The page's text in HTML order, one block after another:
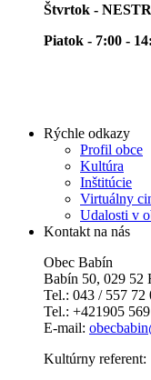
Štvrtok -
Piatok - 7:00 -
Rýchle odkazy
Profil obce
Kultúra
Inštitúcie
Virtuálny
Udalosti v
Kontakt na nás
Obec Babín
Babín 50, 029 52
Tel.: 043 / 557 72
Tel.: +421905
E-mail:
Kultúrny